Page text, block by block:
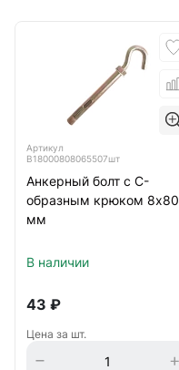
Артикул
B18000808065507шт
Анкерный болт с С-
образным крюком 8х80
мм
В наличии
43 ₽
Цена за шт.